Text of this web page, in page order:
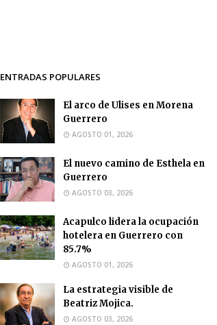
ENTRADAS POPULARES
El arco de Ulises en Morena
Guerrero
AGOSTO 01, 2026
El nuevo camino de Esthela en
Guerrero
AGOSTO 03, 2026
Acapulco lidera la ocupación
hotelera en Guerrero con
85.7%
AGOSTO 01, 2026
La estrategia visible de
Beatriz Mojica.
AGOSTO 03, 2026